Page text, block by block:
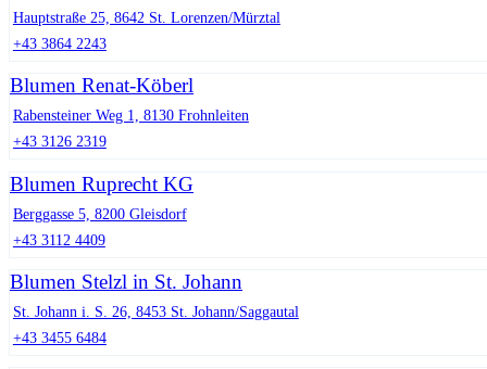
Hauptstraße 25, 8642 St. Lorenzen/Mürztal
+43 3864 2243
Blumen Renat-Köberl
Rabensteiner Weg 1, 8130 Frohnleiten
+43 3126 2319
Blumen Ruprecht KG
Berggasse 5, 8200 Gleisdorf
+43 3112 4409
Blumen Stelzl in St. Johann
St. Johann i. S. 26, 8453 St. Johann/Saggautal
+43 3455 6484